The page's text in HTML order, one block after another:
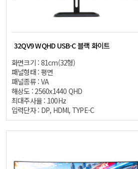
32QV9 WQHD USB-C 블랙 화이트
화면크기 : 81cm(32형)
패널형태 : 평면
패널종류 : VA
해상도 : 2560x1440 QHD
최대주사율 : 100Hz
입력단자 : DP, HDMI, TYPE-C